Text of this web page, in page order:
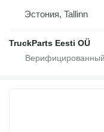
Эстония, Tallinn
TruckParts Eesti OÜ